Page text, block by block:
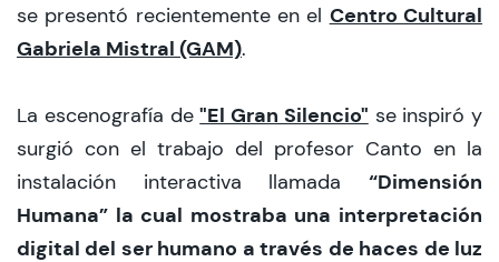
se presentó recientemente en el Centro Cultural
Gabriela Mistral (GAM).
La escenografía de"El Gran Silencio" se inspiró y
surgió con el trabajo del profesor Canto en la
instalación interactiva llamada “Dimensión
Humana” la cual mostraba una interpretación
digital del ser humano a través de haces de luz